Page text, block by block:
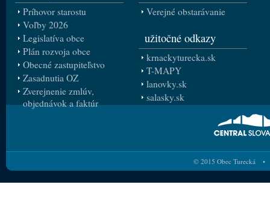
Príhovor starostu
Voľby 2026
Legislatíva obce
Plán rozvoja obce
Obecné zastupiteľstvo
Zasadnutia OZ
Zverejnenie zmlúv,
objednávok a faktúr
Verejné obstarávanie
užitočné odkazy
krnackyturecka.sk
T-MAPY
lanovky.sk
salasky.sk
© 2015 Obec Turecká